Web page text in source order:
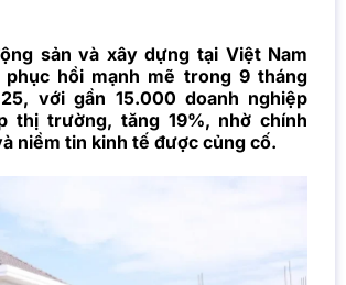
sản và xây dựng tại Việt Nam
hồi mạnh mẽ trong 9 tháng
với gần 15.000 doanh nghiệp
thị trường, tăng 19%, nhờ chính
niềm tin kinh tế được củng cố.